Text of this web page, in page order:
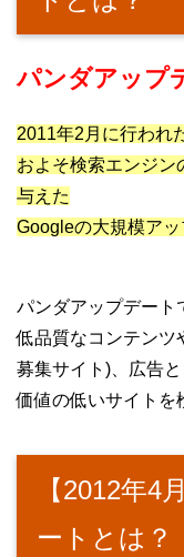
パンダアップ
2011年2月に行われ
およそ検索エンジン
与えた
Googleの大規模アッ
パンダアップデート
低品質なコンテンツ
募集サイト)、広告
価値の低いサイトを
【2012年
ートとは？